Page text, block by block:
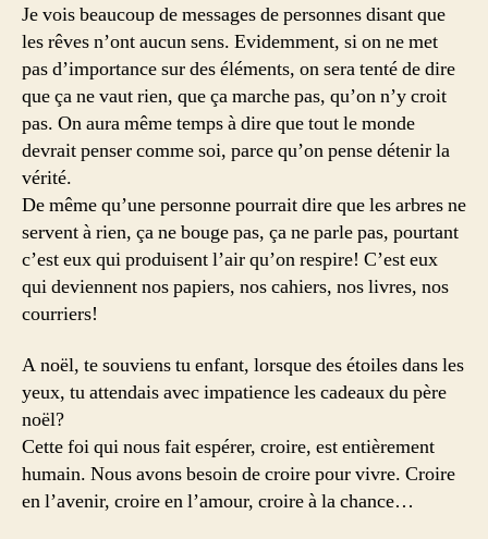
Je vois beaucoup de messages de personnes disant que
les rêves n’ont aucun sens. Evidemment, si on ne met
pas d’importance sur des éléments, on sera tenté de dire
que ça ne vaut rien, que ça marche pas, qu’on n’y croit
pas. On aura même temps à dire que tout le monde
devrait penser comme soi, parce qu’on pense détenir la
vérité.
De même qu’une personne pourrait dire que les arbres ne
servent à rien, ça ne bouge pas, ça ne parle pas, pourtant
c’est eux qui produisent l’air qu’on respire! C’est eux
qui deviennent nos papiers, nos cahiers, nos livres, nos
courriers!
A noël, te souviens tu enfant, lorsque des étoiles dans les
yeux, tu attendais avec impatience les cadeaux du père
noël?
Cette foi qui nous fait espérer, croire, est entièrement
humain. Nous avons besoin de croire pour vivre. Croire
en l’avenir, croire en l’amour, croire à la chance…